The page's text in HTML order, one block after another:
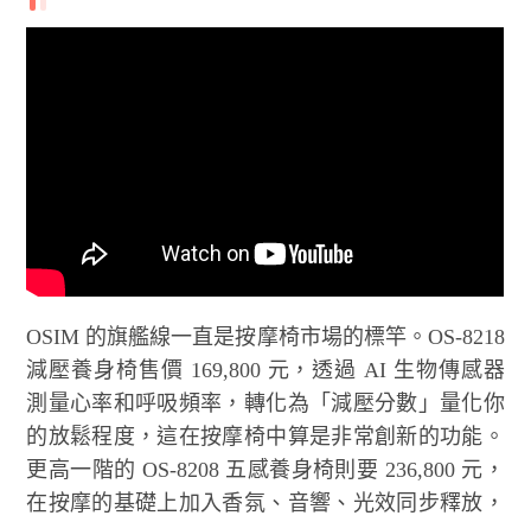
OSIM 的旗艦線一直是按摩椅市場的標竿。OS-8218
減壓養身椅售價 169,800 元，透過 AI 生物傳感器
測量心率和呼吸頻率，轉化為「減壓分數」量化你
的放鬆程度，這在按摩椅中算是非常創新的功能。
更高一階的 OS-8208 五感養身椅則要 236,800 元，
在按摩的基礎上加入香氛、音響、光效同步釋放，